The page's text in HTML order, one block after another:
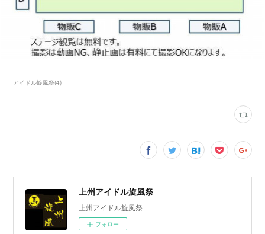
アイドル旋風祭(4)
上州アイドル旋風祭
上州アイドル旋風祭
フォロー